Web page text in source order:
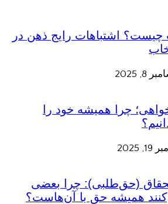
اشتباهات رایج ذهن در
8, 2025
چرا همیشه خود را
2025
(حق‌طلبی): چرا بعضی
همیشه حق با آن‌هاست؟